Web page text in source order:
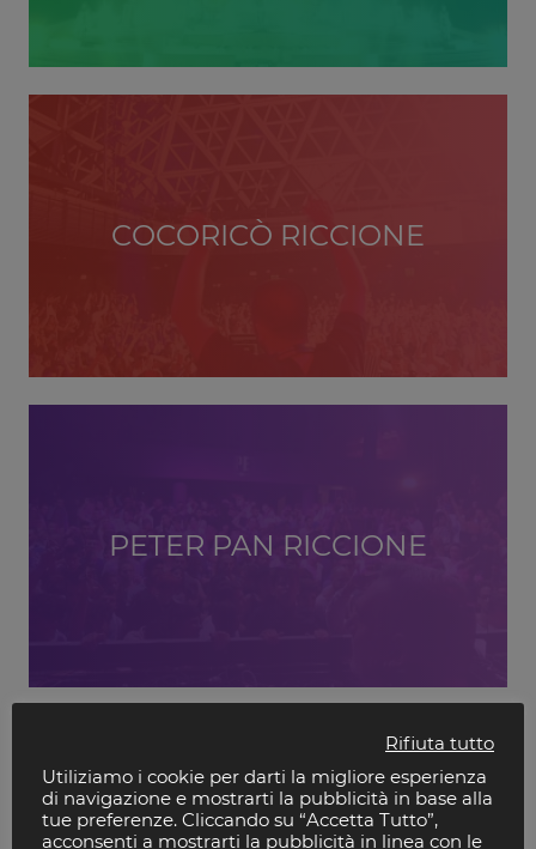
COCORICÒ RICCIONE
PETER PAN RICCIONE
Rifiuta tutto
Utiliziamo i cookie per darti la migliore esperienza
di navigazione e mostrarti la pubblicità in base alla
tue preferenze. Cliccando su “Accetta Tutto”,
acconsenti a mostrarti la pubblicità in linea con le